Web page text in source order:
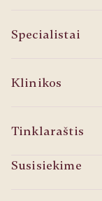
Specialistai
Klinikos
Tinklaraštis
Susisiekime